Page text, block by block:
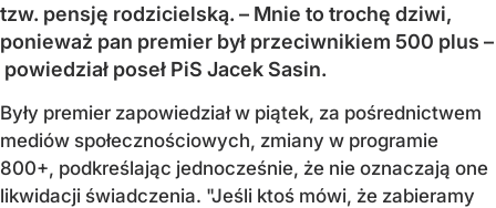
tzw. pensję rodzicielską. – Mnie to trochę dziwi,
ponieważ pan premier był przeciwnikiem 500 plus –
powiedział poseł PiS Jacek Sasin.
Były premier zapowiedział w piątek, za pośrednictwem
mediów społecznościowych, zmiany w programie
800+, podkreślając jednocześnie, że nie oznaczają one
likwidacji świadczenia. "Jeśli ktoś mówi, że zabieramy